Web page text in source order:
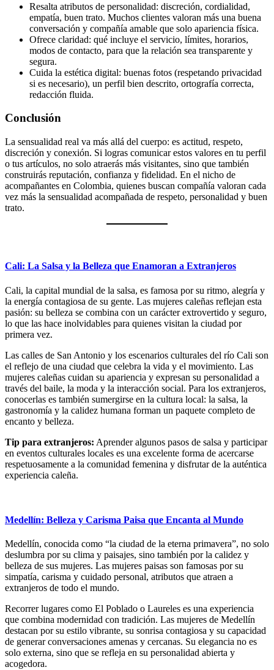
Resalta atributos de personalidad: discreción, cordialidad,
empatía, buen trato. Muchos clientes valoran más una buena
conversación y compañía amable que solo apariencia física.
Ofrece claridad: qué incluye el servicio, límites, horarios,
modos de contacto, para que la relación sea transparente y
segura.
Cuida la estética digital: buenas fotos (respetando privacidad
si es necesario), un perfil bien descrito, ortografía correcta,
redacción fluida.
Conclusión
La sensualidad real va más allá del cuerpo: es actitud, respeto,
discreción y conexión. Si logras comunicar estos valores en tu perfil
o tus artículos, no solo atraerás más visitantes, sino que también
construirás reputación, confianza y fidelidad. En el nicho de
acompañantes en Colombia, quienes buscan compañía valoran cada
vez más la sensualidad acompañada de respeto, personalidad y buen
trato.
Cali: La Salsa y la Belleza que Enamoran a Extranjeros
Cali, la capital mundial de la salsa, es famosa por su ritmo, alegría y
la energía contagiosa de su gente. Las mujeres caleñas reflejan esta
pasión: su belleza se combina con un carácter extrovertido y seguro,
lo que las hace inolvidables para quienes visitan la ciudad por
primera vez.
Las calles de San Antonio y los escenarios culturales del río Cali son
el reflejo de una ciudad que celebra la vida y el movimiento. Las
mujeres caleñas cuidan su apariencia y expresan su personalidad a
través del baile, la moda y la interacción social. Para los extranjeros,
conocerlas es también sumergirse en la cultura local: la salsa, la
gastronomía y la calidez humana forman un paquete completo de
encanto y belleza.
Tip para extranjeros: Aprender algunos pasos de salsa y participar
en eventos culturales locales es una excelente forma de acercarse
respetuosamente a la comunidad femenina y disfrutar de la auténtica
experiencia caleña.
Medellín: Belleza y Carisma Paisa que Encanta al Mundo
Medellín, conocida como “la ciudad de la eterna primavera”, no solo
deslumbra por su clima y paisajes, sino también por la calidez y
belleza de sus mujeres. Las mujeres paisas son famosas por su
simpatía, carisma y cuidado personal, atributos que atraen a
extranjeros de todo el mundo.
Recorrer lugares como El Poblado o Laureles es una experiencia
que combina modernidad con tradición. Las mujeres de Medellín
destacan por su estilo vibrante, su sonrisa contagiosa y su capacidad
de generar conversaciones amenas y cercanas. Su elegancia no es
solo externa, sino que se refleja en su personalidad abierta y
acogedora.